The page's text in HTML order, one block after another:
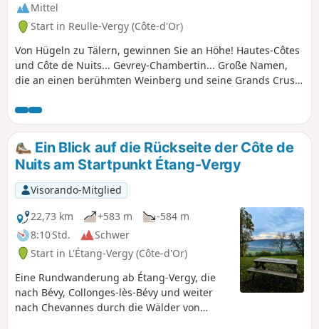
Mittel
Start in Reulle-Vergy (Côte-d'Or)
Von Hügeln zu Tälern, gewinnen Sie an Höhe! Hautes-Côtes
und Côte de Nuits... Gevrey-Chambertin... Große Namen,
die an einen berühmten Weinberg und seine Grands Crus
Naturerbe! Eine großzügige Umgebung, in der eine reiche
und vielfältige Fauna und Flora gedeiht.
Ein Blick auf die Rückseite der Côte de
Nuits am Startpunkt Étang-Vergy
Visorando-Mitglied
22,73 km
+583 m
-584 m
8:10 Std.
Schwer
Start in L'Étang-Vergy (Côte-d'Or)
Eine Rundwanderung ab Étang-Vergy, die
nach Bévy, Collonges-lès-Bévy und weiter
nach Chevannes durch die Wälder von